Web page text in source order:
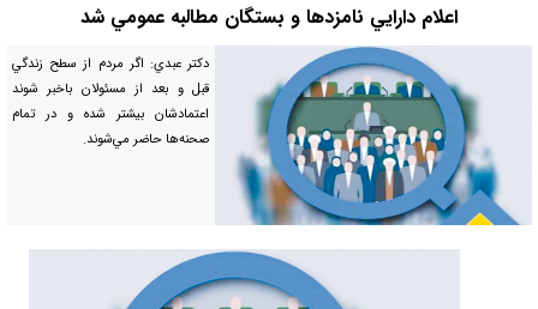
اعلام دارايي نامزدها و بستگان مطالبه عمومي شد
دکتر عبدي: اگر مردم از سطح زندگي
قبل و بعد از مسئولان باخبر شوند
اعتمادشان بيشتر شده و در تمام
صحنه‌ها حاضر مي‌شوند.